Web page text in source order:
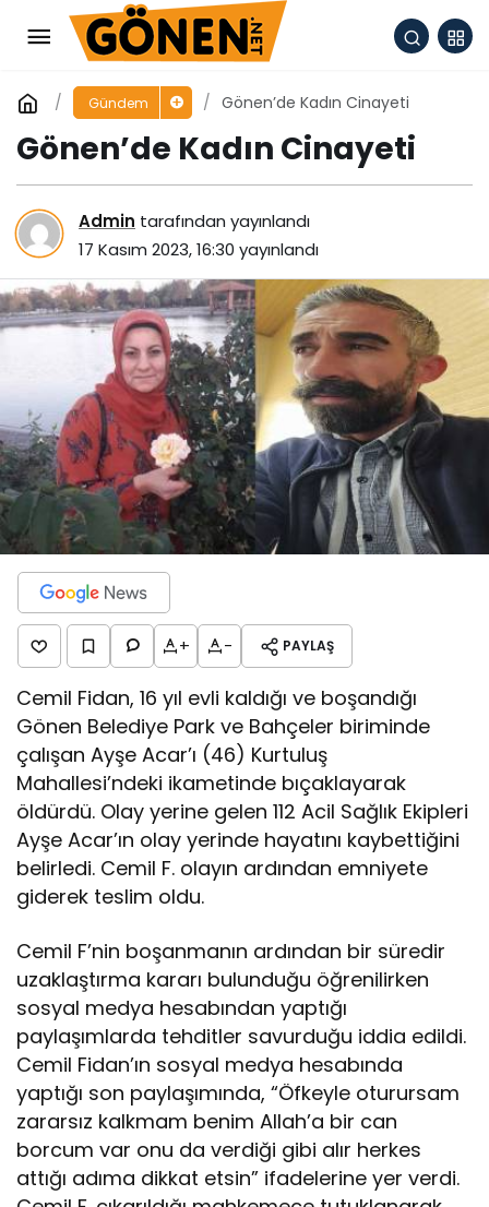
Gündem Gönen’de Kadın Cinayeti
Gönen’de Kadın Cinayeti
Admin tarafından yayınlandı
17 Kasım 2023, 16:30 yayınlandı
+ - PAYLAŞ
Cemil Fidan, 16 yıl evli kaldığı ve boşandığı
Gönen Belediye Park ve Bahçeler biriminde
çalışan Ayşe Acar’ı (46) Kurtuluş
Mahallesi’ndeki ikametinde bıçaklayarak
öldürdü. Olay yerine gelen 112 Acil Sağlık Ekipleri
Ayşe Acar’ın olay yerinde hayatını kaybettiğini
belirledi. Cemil F. olayın ardından emniyete
giderek teslim oldu.
Cemil F’nin boşanmanın ardından bir süredir
uzaklaştırma kararı bulunduğu öğrenilirken
sosyal medya hesabından yaptığı
paylaşımlarda tehditler savurduğu iddia edildi.
Cemil Fidan’ın sosyal medya hesabında
yaptığı son paylaşımında, “Öfkeyle oturursam
zararsız kalkmam benim Allah’a bir can
borcum var onu da verdiği gibi alır herkes
attığı adıma dikkat etsin” ifadelerine yer verdi.